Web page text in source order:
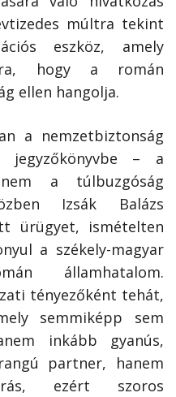
múltra tekint
eszköz, amely
hogy a román
ellen hangolja.
a nemzetbiztonság
jegyzőkönyvbe – a
a túlbuzgóság
Izsák Balázs
ürügyet, ismételten
a székely-magyar
államhatalom.
tényezőként tehát,
semmiképp sem
inkább gyanús,
partner, hanem
ezért szoros